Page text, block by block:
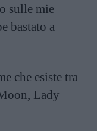
sulle mie
bastato a
che esiste tra
Lady